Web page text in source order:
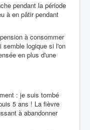
pendant la période
à en pâtir pendant
à consommer
semble logique si l'on
en plus d'une
: je suis tombé
5 ans ! La fièvre
à abandonner